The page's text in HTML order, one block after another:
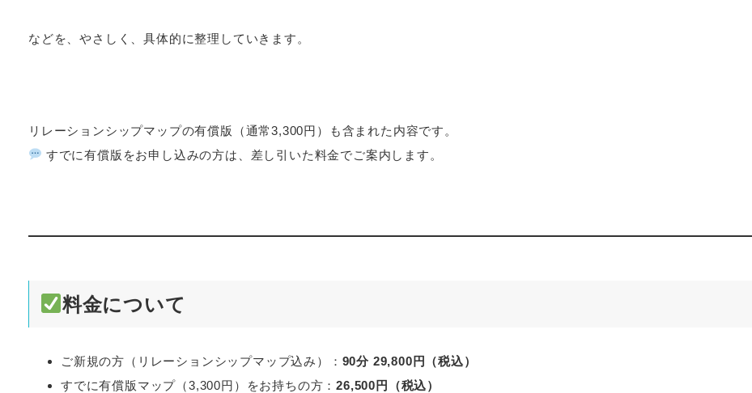
などを、やさしく、具体的に整理していきます。
リレーションシップマップの有償版（通常3,300円）も含まれた内容です。
すでに有償版をお申し込みの方は、差し引いた料金でご案内します。
料金について
ご新規の方（リレーションシップマップ込み）： 90分 29,800円（税込）
すでに有償版マップ（3,300円）をお持ちの方：26,500円（税込）